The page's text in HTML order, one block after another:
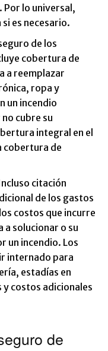
lo universal,
es necesario.
de los
cobertura de
a reemplazar
ropa y
un incendio
cubre su
integral en el
cobertura de
citación
de los gastos
costos que incurre
a solucionar o su
un incendio. Los
internado para
estadías en
costos adicionales
de